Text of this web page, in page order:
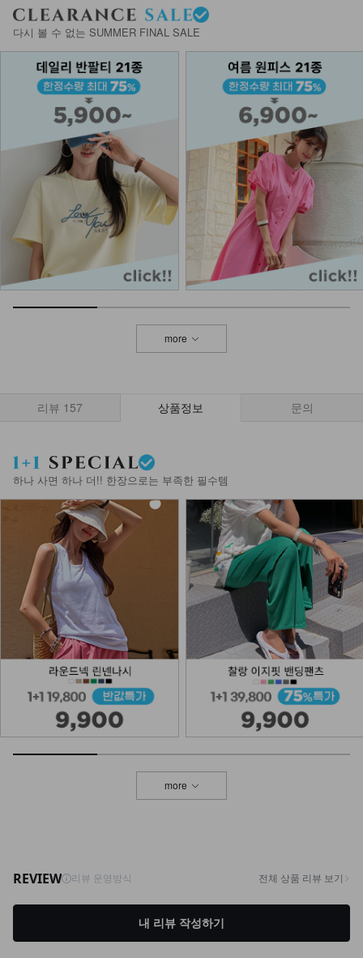
다시 볼 수 없는 SUMMER FINAL SALE
more
리뷰 157 상품정보 문의
하나 사면 하나 더!! 한장으로는 부족한 필수템
more